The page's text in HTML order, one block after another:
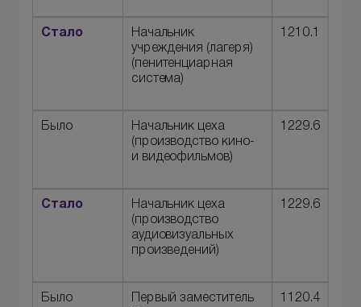
Стало
Начальник
учреждения (лагеря)
(пенитенциарная
система)
1210.1
Было
Начальник цеха
(производство кино-
и видеофильмов)
1229.6
Стало Начальник цеха
(производство
аудиовизуальных
произведений)
1229.6
Было Первый заместитель 1120.4